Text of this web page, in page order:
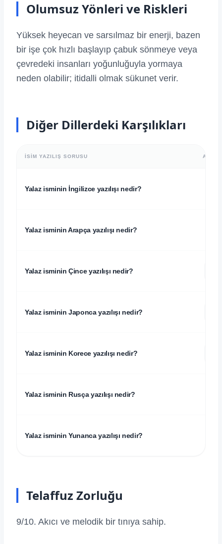
Olumsuz Yönleri ve Riskleri
Yüksek heyecan ve sarsılmaz bir enerji, bazen
bir işe çok hızlı başlayıp çabuk sönmeye veya
çevredeki insanları yoğunluğuyla yormaya
neden olabilir; itidalli olmak sükunet verir.
Diğer Dillerdeki Karşılıkları
İSIM YAZILIŞ SORUSU
Yalaz isminin İngilizce yazılışı nedir?
Yalaz isminin Arapça yazılışı nedir?
Yalaz isminin Çince yazılışı nedir?
Yalaz isminin Japonca yazılışı nedir?
Yalaz isminin Korece yazılışı nedir?
Yalaz isminin Rusça yazılışı nedir?
Yalaz isminin Yunanca yazılışı nedir?
Telaffuz Zorluğu
9/10. Akıcı ve melodik bir tınıya sahip.